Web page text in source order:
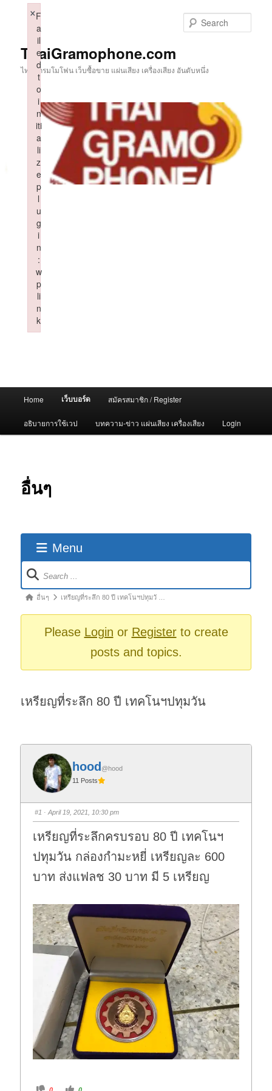
ThaiGramophone.com
ไทยแกรมโมโฟน เว็บซื้อขาย แผ่นเสียง เครื่องเสียง อันดับหนึ่ง
Home เว็บบอร์ด สมัครสมาชิก / Register
อธิบายการใช้เวป บทความ-ข่าว แผ่นเสียง เครื่องเสียง Login
อื่นๆ
Menu
Forum
Navigation
Forum
อื่นๆ เหรียญที่ระลึก 80 ปี เทคโนฯปทุมวั …
Please Login or Registerto create
posts and topics.
เหรียญที่ระลึก 80 ปี เทคโนฯปทุมวัน
hood @hood
11 Posts
#1 · April 19, 2021, 10:30 pm
เหรียญที่ระลึกครบรอบ 80 ปี เทคโนฯ
ปทุมวัน กล่องกำมะหยี่ เหรียญละ 600
บาท ส่งแฟลช 30 บาท มี 5 เหรียญ
C
C
F
a
il
e
d
t
o
i
n
iti
a
li
z
e
p
l
u
g
i
n
:
w
p
li
n
k
×
Failed to initialize plugin: wplink